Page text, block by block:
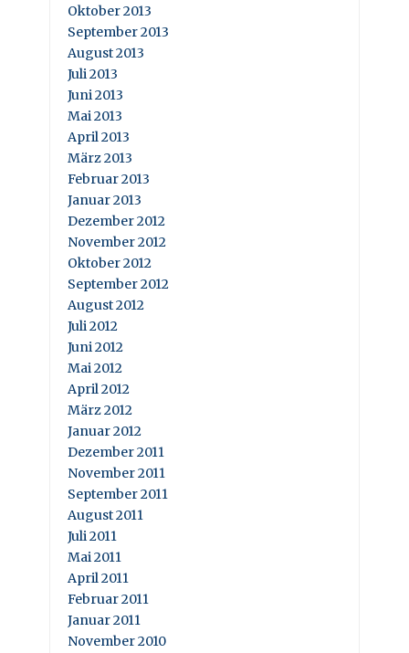
Oktober 2013
September 2013
August 2013
Juli 2013
Juni 2013
Mai 2013
April 2013
März 2013
Februar 2013
Januar 2013
Dezember 2012
November 2012
Oktober 2012
September 2012
August 2012
Juli 2012
Juni 2012
Mai 2012
April 2012
März 2012
Januar 2012
Dezember 2011
November 2011
September 2011
August 2011
Juli 2011
Mai 2011
April 2011
Februar 2011
Januar 2011
November 2010